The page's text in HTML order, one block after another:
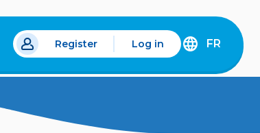
Register Log in
DÉCOUVREZ
FR